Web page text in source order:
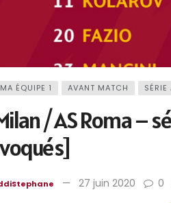
ÉQUIPE 1 AVANT MATCH SÉRIE
/ AS Roma –
27 juin 2020 0